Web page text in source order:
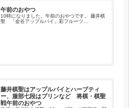
午前のおやつ
10時になりました。午前のおやつです。 藤井棋
聖 「金谷アップルパイ」彩フルーツ…
藤井棋聖はアップルパイとハーブティ
ー、服部七段はプリンなど 将棋・棋聖
戦午前のおやつ